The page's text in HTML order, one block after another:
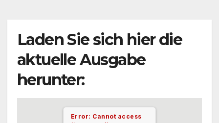
Laden Sie sich hier die
aktuelle Ausgabe
herunter:
Error: Cannot access